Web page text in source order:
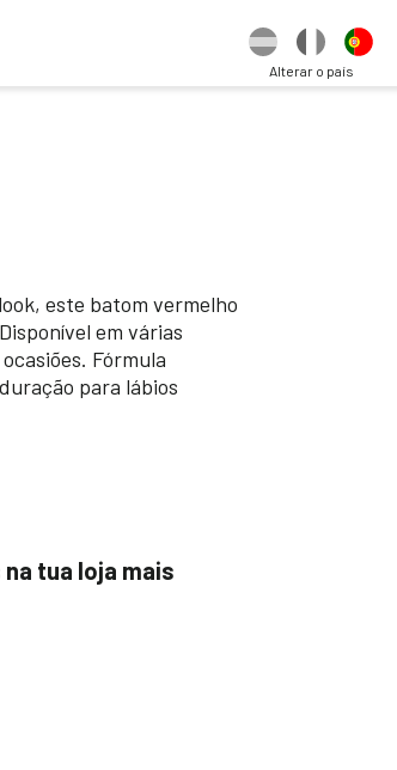
Alterar o país
este batom vermelho
em várias
Fórmula
para lábios
tua loja mais